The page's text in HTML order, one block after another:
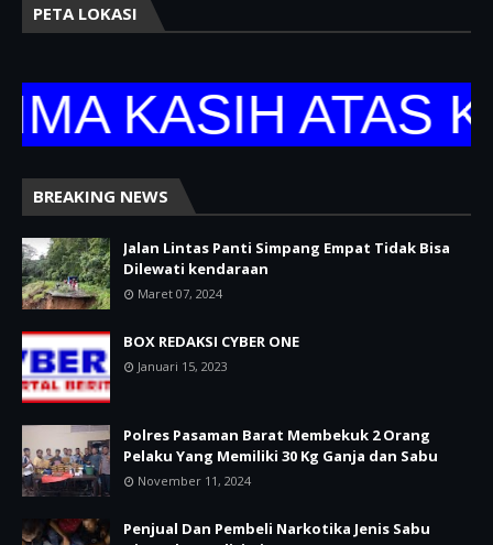
PETA LOKASI
ATAS
BREAKING NEWS
Jalan Lintas Panti Simpang Empat Tidak Bisa
Dilewati kendaraan
Maret 07, 2024
BOX REDAKSI CYBER ONE
Januari 15, 2023
Polres Pasaman Barat Membekuk 2 Orang
Pelaku Yang Memiliki 30 Kg Ganja dan Sabu
November 11, 2024
Penjual Dan Pembeli Narkotika Jenis Sabu